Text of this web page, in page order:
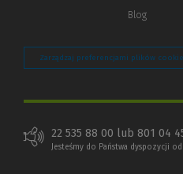
Blog
Zarządzaj preferencjami plików cookie
22 535 88 00 lub 801 04
Jesteśmy do Państwa dyspozycji